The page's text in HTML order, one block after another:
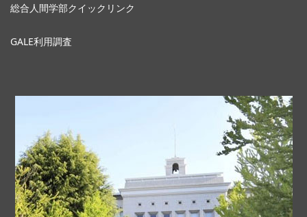
総合人間学部クイックリンク
GALE利用調査